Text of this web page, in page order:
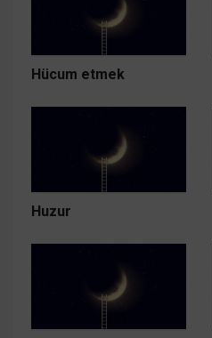
Hücum etmek
Huzur